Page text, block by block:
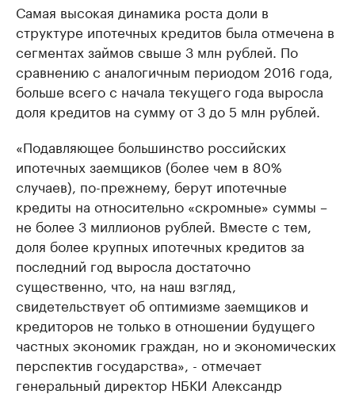
Самая высокая динамика роста доли в
структуре ипотечных кредитов была отмечена в
сегментах займов свыше 3 млн рублей. По
сравнению с аналогичным периодом 2016 года,
больше всего с начала текущего года выросла
доля кредитов на сумму от 3 до 5 млн рублей.
«Подавляющее большинство российских
ипотечных заемщиков (более чем в 80%
случаев), по-прежнему, берут ипотечные
кредиты на относительно «скромные» суммы –
не более 3 миллионов рублей. Вместе с тем,
доля более крупных ипотечных кредитов за
последний год выросла достаточно
существенно, что, на наш взгляд,
свидетельствует об оптимизме заемщиков и
кредиторов не только в отношении будущего
частных экономик граждан, но и экономических
перспектив государства», - отмечает
генеральный директор НБКИ Александр